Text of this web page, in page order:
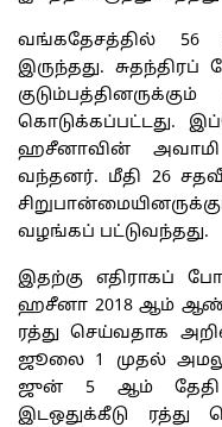
வங்கதேசத்தில் 56
இருந்தது.
கொடுக்கப்பட்டது.
ஹசீனாவின் அவாமி
வந்தனர். மீதி 26
வழங்கப் பட்டுவந்தது.
இதற்கு எதிராகப்
ஹசீனா 2018 ஆம்
ரத்து செய்வதாக
ஜூலை 1 முதல்
ஜுன் 5 ஆம்
இடஒதுக்கீடு ரத்து